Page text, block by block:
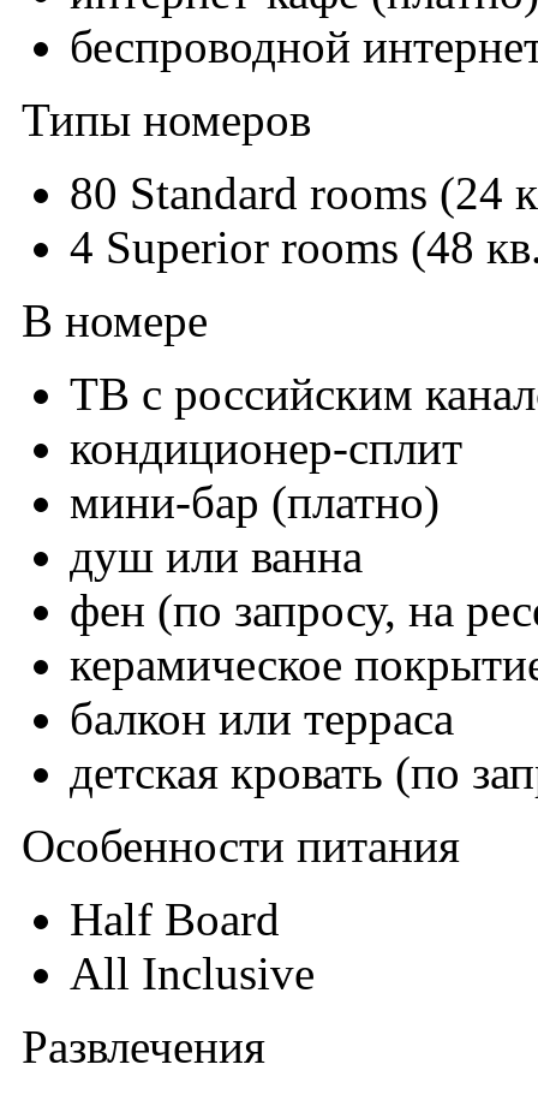
беспроводной
Типы номеров
80 Standard rooms (24
4 Superior rooms (48
В номере
ТВ с российским
кондиционер-сплит
мини-бар (платно)
душ или ванна
фен (по запросу, на
керамическое
балкон или терраса
детская кровать (по
Особенности питания
Half Board
All Inclusive
Развлечения